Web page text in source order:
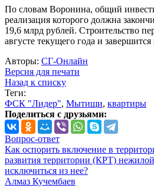
По словам Воронина, общий
реализация которого должна
19,6 млрд рублей. Строительство
августе текущего года и завершится
Авторы: СГ-Онлайн
Версия для печати
Назад к списку
Теги:
ФСК "Лидер", Мытищи, квартиры
Поделиться с друзьями:
Вопрос-ответ
Как оспорить включение в
развития территории (КРТ)
исключиться из нее?
Алмаз Кучембаев